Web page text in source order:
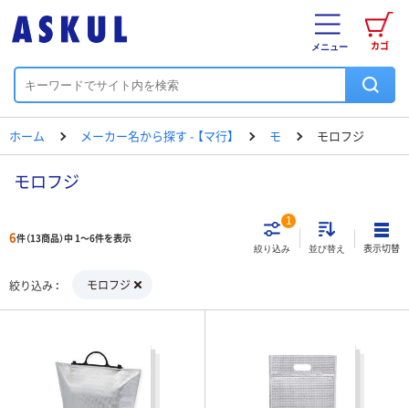
カゴ
メニュー
ホーム メーカー名から探す - 【マ行】 モ モロフジ
モロフジ
6件（13商品）中 1～6件を表示
絞り込み
1
並び替え 表示切替
絞り込み モロフジ